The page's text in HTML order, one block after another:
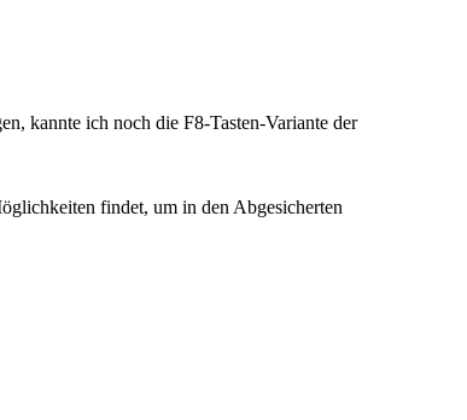
kannte ich noch die F8-Tasten-Variante der
findet, um in den Abgesicherten